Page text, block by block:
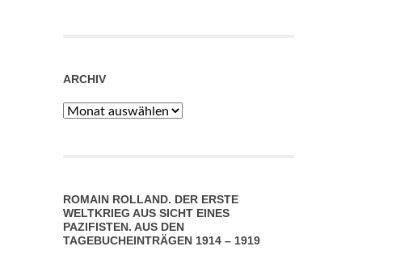
ARCHIV
Archiv
ROMAIN ROLLAND. DER ERSTE
WELTKRIEG AUS SICHT EINES
PAZIFISTEN. AUS DEN
TAGEBUCHEINTRÄGEN 1914 – 1919